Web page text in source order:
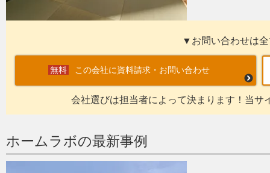
▼お問い合わせは
この会社に資料請求・お問い合わせ
会社選びは担当者によって決まります！当サ
ホームラボの最新事例